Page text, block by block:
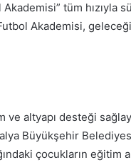
tüm hızıyla
Akademisi,
ve altyapı desteği
Büyükşehir
çocukların eğitim